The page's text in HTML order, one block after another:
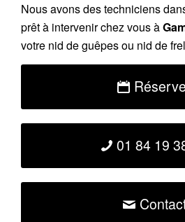
Nous avons des techniciens
prêt à intervenir chez vous à
votre nid de guêpes ou nid de
01 84 19